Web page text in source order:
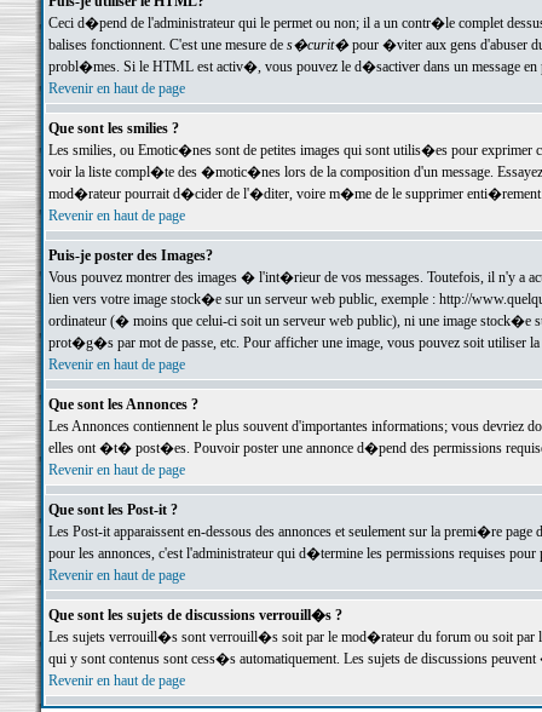
Ceci d�pend de l'administrateur qui le permet ou non; il a un contr�le complet
balises fonctionnent. C'est une mesure de s�curit�pour �viter aux gens d'abuser
probl�mes. Si le HTML est activ�, vous pouvez le d�sactiver dans un message en
Revenir en haut de page
Que sont les smilies ?
Les smilies, ou Emotic�nes sont de petites images qui sont utilis�es pour exprimer
voir la liste compl�te des �motic�nes lors de la composition d'un message.
mod�rateur pourrait d�cider de l'�diter, voire m�me de le supprimer
Revenir en haut de page
Puis-je poster des Images?
Vous pouvez montrer des images � l'int�rieur de vos messages. Toutefois, il n'y a
lien vers votre image stock�e sur un serveur web public, exemple : http://
ordinateur (� moins que celui-ci soit un serveur web public), ni une image stock�e
prot�g�s par mot de passe, etc. Pour afficher une image, vous pouvez soit
Revenir en haut de page
Que sont les Annonces ?
Les Annonces contiennent le plus souvent d'importantes informations; vous devriez
elles ont �t� post�es. Pouvoir poster une annonce d�pend des permissions
Revenir en haut de page
Que sont les Post-it ?
Les Post-it apparaissent en-dessous des annonces et seulement sur la premi�re
pour les annonces, c'est l'administrateur qui d�termine les permissions requises pour
Revenir en haut de page
Que sont les sujets de discussions verrouill�s ?
Les sujets verrouill�s sont verrouill�s soit par le mod�rateur du forum ou soit par
qui y sont contenus sont cess�s automatiquement. Les sujets de discussions
Revenir en haut de page